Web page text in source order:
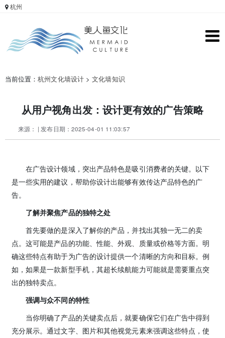
杭州
当前位置：杭州文化墙设计>文化墙知识
从用户视角出发：设计更有效的广告策略
来源： | 发布日期：2025-04-01 11:03:57
在广告设计领域，突出产品特色是吸引消费者的关键。以下
是一些实用的建议，帮助你设计出能够有效传达产品特色的广
告。
了解并聚焦产品的独特之处
首先要做的是深入了解你的产品，并找出其独一无二的卖
点。这可能是产品的功能、性能、外观、质量或价格等方面。明
确这些特点有助于为广告的设计提供一个清晰的方向和目标。例
如，如果是一款新型手机，其超长续航能力可能就是需要重点突
出的独特卖点。
强调与众不同的特性
当你明确了产品的关键卖点后，就要确保它们在广告中得到
充分展示。通过文字、图片和其他视觉元素来强调这些特点，使